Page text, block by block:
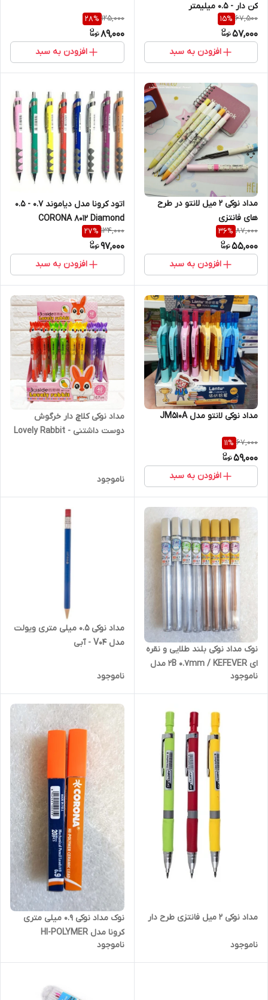
کن دار - 0.5 میلیمتر
67,500
15%
57,000
افزودن به سبد
125,000
28%
89,000
افزودن به سبد
مداد نوکی 2 میل لانتو در طرح
های فانتزی
87,000
36%
55,000
افزودن به سبد
اتود کرونا مدل دیاموند 0.7 - 0.5
CORONA 8012 Diamond
134,000
27%
97,000
افزودن به سبد
مداد نوکی لانتو مدل JM510A
67,000
11%
59,000
افزودن به سبد
مداد نوکی کلاچ دار خرگوش
دوست داشتنی Lovely Rabbit -
ناموجود
نوک مداد نوکی بلند طلایی و نقره
ای 2B 0.7mm / KEFEVER مدل
KF-6023
ناموجود
مداد نوکی 0.5 میلی متری ویولت
مدل V04 - آبی
ناموجود
مداد نوکی 2 میل فانتزی طرح دار
ناموجود
نوک مداد نوکی 0.9 میلی متری
کرونا مدل HI-POLYMER
Ceramic Leads
ناموجود